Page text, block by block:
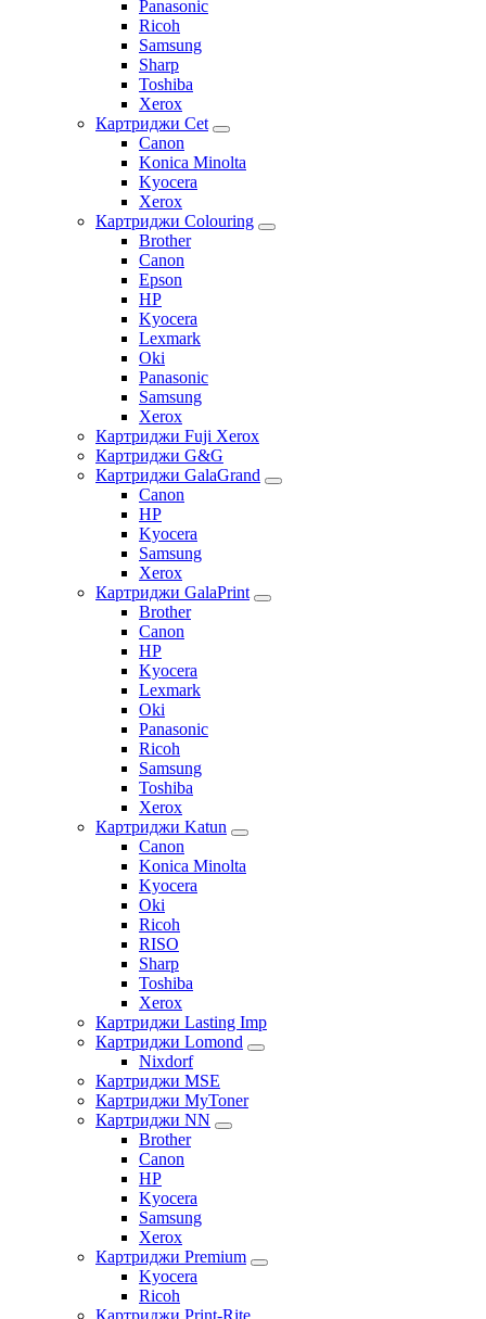
Panasonic
Ricoh
Samsung
Sharp
Toshiba
Xerox
Картриджи Cet
Canon
Konica Minolta
Kyocera
Xerox
Картриджи Colouring
Brother
Canon
Epson
HP
Kyocera
Lexmark
Oki
Panasonic
Samsung
Xerox
Картриджи Fuji Xerox
Картриджи G&G
Картриджи GalaGrand
Canon
HP
Kyocera
Samsung
Xerox
Картриджи GalaPrint
Brother
Canon
HP
Kyocera
Lexmark
Oki
Panasonic
Ricoh
Samsung
Toshiba
Xerox
Картриджи Katun
Canon
Konica Minolta
Kyocera
Oki
Ricoh
RISO
Sharp
Toshiba
Xerox
Картриджи Lasting Imp
Картриджи Lomond
Nixdorf
Картриджи MSE
Картриджи MyToner
Картриджи NN
Brother
Canon
HP
Kyocera
Samsung
Xerox
Картриджи Premium
Kyocera
Ricoh
Картриджи Print-Rite